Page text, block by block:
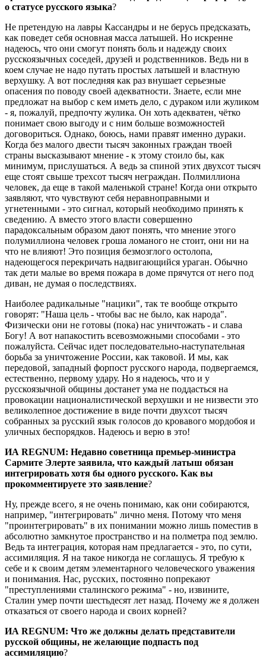
о статусе русского языка?
Не претендую на лавры Кассандры и не берусь предсказать,
как поведет себя основная масса латышей. Но искренне
надеюсь, что они смогут понять боль и надежду своих
русскоязычных соседей, друзей и родственников. Ведь ни в
коем случае не надо путать простых латышей и властную
верхушку. А вот последняя как раз внушает серьезные
опасения по поводу своей адекватности. Знаете, если мне
предложат на выбор с кем иметь дело, с дураком или жуликом
- я, пожалуй, предпочту жулика. Он хоть адекватен, чётко
понимает свою выгоду и с ним больше возможностей
договориться. Однако, боюсь, нами правят именно дураки.
Когда без малого двести тысяч законных граждан твоей
страны высказывают мнение - к этому стоило бы, как
минимум, прислушаться. А ведь за спиной этих двухсот тысяч
еще стоят свыше трехсот тысяч неграждан. Полмиллиона
человек, да еще в такой маленькой стране! Когда они открыто
заявляют, что чувствуют себя неравноправными и
угнетенными - это сигнал, который необходимо принять к
сведению. А вместо этого власти совершенно
парадоксальным образом дают понять, что мнение этого
полумиллиона человек гроша ломаного не стоит, они ни на
что не влияют! Это позиция безмозглого остолопа,
надеющегося перекричать надвигающийся ураган. Обычно
так дети малые во время пожара в доме прячутся от него под
диван, не думая о последствиях.
Наиболее радикальные "нацики", так те вообще открыто
говорят: "Наша цель - чтобы вас не было, как народа".
Физически они не готовы (пока) нас уничтожать - и слава
Богу! А вот напакостить всевозможными способами - это
пожалуйста. Сейчас идет последовательно-наступательная
борьба за уничтожение России, как таковой. И мы, как
передовой, западный форпост русского народа, подвергаемся,
естественно, первому удару. Но я надеюсь, что и у
русскоязычной общины достанет ума не поддасться на
провокации националистической верхушки и не низвести это
великолепное достижение в виде почти двухсот тысяч
собранных за русский язык голосов до кровавого мордобоя и
уличных беспорядков. Надеюсь и верю в это!
ИА REGNUM: Недавно советница премьер-министра
Сармите Элерте заявила, что каждый латыш обязан
интегрировать хотя бы одного русского. Как вы
прокомментируете это заявление?
Ну, прежде всего, я не очень понимаю, как они собираются,
например, "интегрировать" лично меня. Потому что меня
"проинтегрировать" в их понимании можно лишь поместив в
абсолютно замкнутое пространство и на полметра под землю.
Ведь та интеграция, которая нам предлагается - это, по сути,
ассимиляция. Я на такое никогда не соглашусь. Я требую к
себе и к своим детям элементарного человеческого уважения
и понимания. Нас, русских, постоянно попрекают
"преступлениями сталинского режима" - но, извините,
Сталин умер почти шестьдесят лет назад. Почему же я должен
отказаться от своего народа и своих корней?
ИА REGNUM: Что же должны делать представители
русской общины, не желающие подпасть под
ассимиляцию?